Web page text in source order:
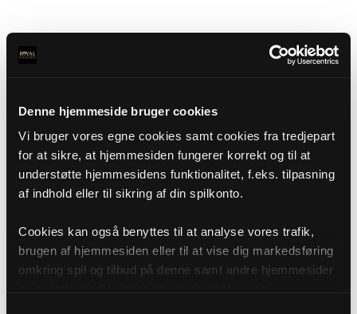
Denne hjemmeside bruger cookies
Vi bruger vores egne cookies samt cookies fra tredjepart
for at sikre, at hjemmesiden fungerer korrekt og til at
understøtte hjemmesidens funktionalitet, f.eks. tilpasning
af indhold eller til sikring af din spilkonto.
Cookies kan også benyttes til at analyse vores trafik,
brugen af hjemmesiden eller til at vise dig markedsføring
omkring spil og tilbud på denne samt andre hjemmesider